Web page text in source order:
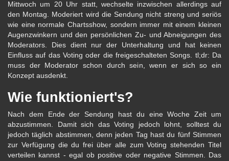
Mittwoch um 20 Uhr statt, wechselte inzwischen allerdings auf
den Montag. Moderiert wird die Sendung nicht streng und seriös
wie eine normale Chartsshow, sondern immer mit einem kleinen
Augenzwinkern und den persönlichen Zu- und Abneigungen des
Moderators. Dies dient nur der Unterhaltung und hat keinen
Einfluss auf das Voting oder die freigeschalteten Songs. tl;dr: Da
muss der Moderator schon durch sein, wenn er sich so ein
Konzept ausdenkt.
Wie funktioniert's?
Nach dem Ende der Sendung hast du eine Woche Zeit um
abzustimmen. Damit sich das Voting jedoch lohnt, solltest du
jedoch täglich abstimmen, denn jeden Tag hast du fünf Stimmen
zur Verfügung die du frei über alle zum Voting stehenden Titel
verteilen kannst - egal ob positive oder negative Stimmen. Das